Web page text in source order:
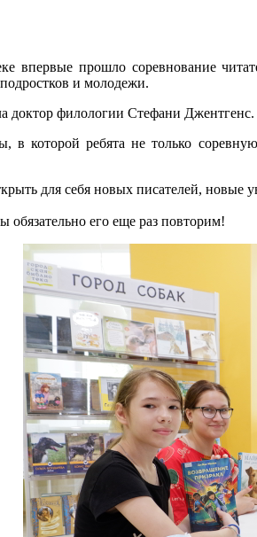
впервые прошло соревнование
и молодежи.
доктор филологии Стефани Джентгенс.
в которой ребята не только
для себя новых писателей,
его еще раз повторим!